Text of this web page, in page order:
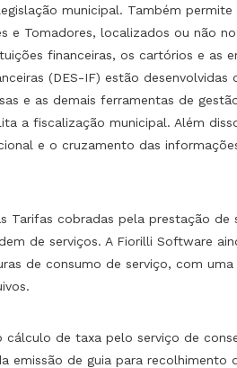
municipal. Também
e Tomadores, localizados ou não
financeiras, os cartórios e
(DES-IF) estão
e as demais ferramentas de
a fiscalização municipal. Além
e o cruzamento das
cobradas pela prestação
de serviços. A Fiorilli Software
de consumo de serviço, com
de taxa pelo serviço de
de guia para recolhimento